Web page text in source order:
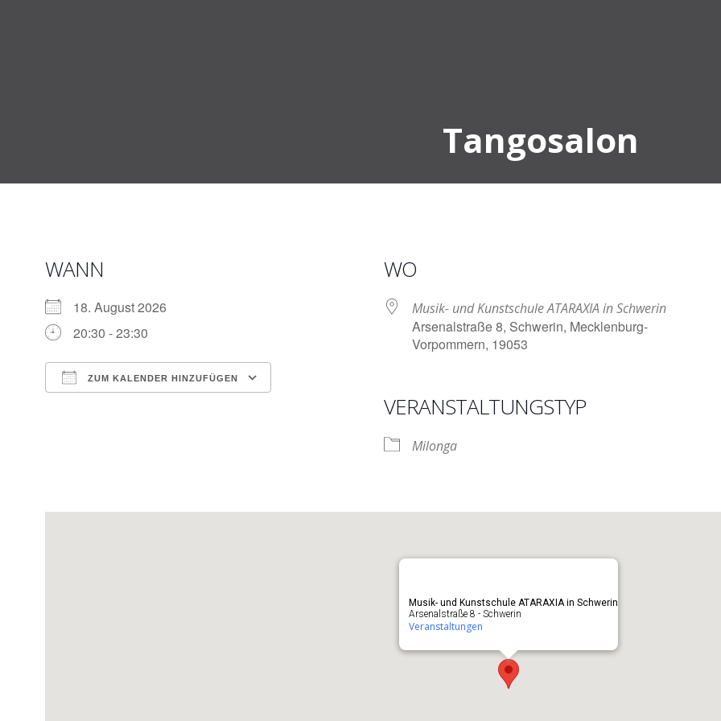
Tangosalon
WANN
18. August 2026
20:30 - 23:30
ZUM KALENDER HINZUFÜGEN
Google Kalender iCalendar
WO
Musik- und Kunstschule ATARAXIA in Schwerin
Arsenalstraße 8, Schwerin, Mecklenburg-
Vorpommern, 19053
VERANSTALTUNGSTYP
Milonga
Musik- und Kunstschule ATARAXIA in Schwerin
Arsenalstraße 8 - Schwerin
Veranstaltungen